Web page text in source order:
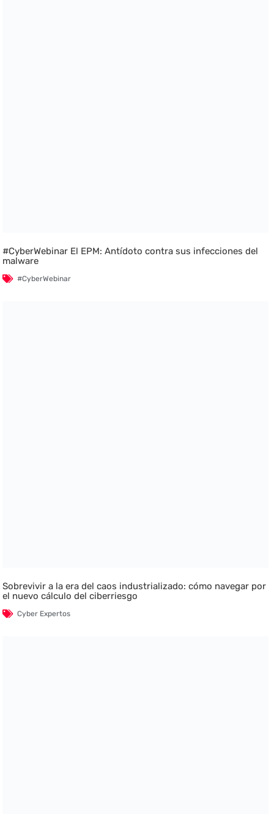
#CyberWebinar El EPM: Antídoto contra sus infecciones del
malware
#CyberWebinar
Sobrevivir a la era del caos industrializado: cómo navegar por
el nuevo cálculo del ciberriesgo
Cyber Expertos